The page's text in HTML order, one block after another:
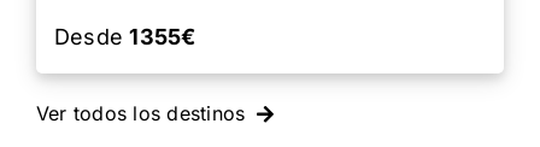
Desde1355€
Ver todos los destinos